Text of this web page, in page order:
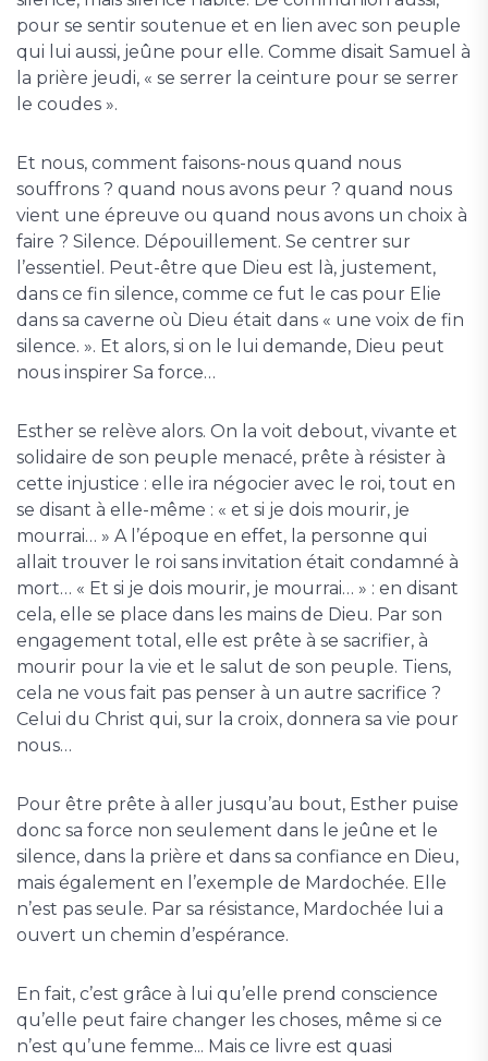
pour se sentir soutenue et en lien avec son peuple
qui lui aussi, jeûne pour elle. Comme disait Samuel à
la prière jeudi, « se serrer la ceinture pour se serrer
le coudes ».
Et nous, comment faisons-nous quand nous
souffrons ? quand nous avons peur ? quand nous
vient une épreuve ou quand nous avons un choix à
faire ? Silence. Dépouillement. Se centrer sur
l’essentiel. Peut-être que Dieu est là, justement,
dans ce fin silence, comme ce fut le cas pour Elie
dans sa caverne où Dieu était dans « une voix de fin
silence. ». Et alors, si on le lui demande, Dieu peut
nous inspirer Sa force…
Esther se relève alors. On la voit debout, vivante et
solidaire de son peuple menacé, prête à résister à
cette injustice : elle ira négocier avec le roi, tout en
se disant à elle-même : « et si je dois mourir, je
mourrai… » A l’époque en effet, la personne qui
allait trouver le roi sans invitation était condamné à
mort… « Et si je dois mourir, je mourrai… » : en disant
cela, elle se place dans les mains de Dieu. Par son
engagement total, elle est prête à se sacrifier, à
mourir pour la vie et le salut de son peuple. Tiens,
cela ne vous fait pas penser à un autre sacrifice ?
Celui du Christ qui, sur la croix, donnera sa vie pour
nous…
Pour être prête à aller jusqu’au bout, Esther puise
donc sa force non seulement dans le jeûne et le
silence, dans la prière et dans sa confiance en Dieu,
mais également en l’exemple de Mardochée. Elle
n’est pas seule. Par sa résistance, Mardochée lui a
ouvert un chemin d’espérance.
En fait, c’est grâce à lui qu’elle prend conscience
qu’elle peut faire changer les choses, même si ce
n’est qu’une femme... Mais ce livre est quasi